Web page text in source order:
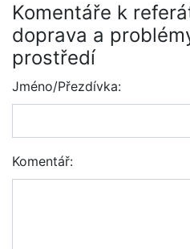
Komentáře k
doprava a
prostředí
Jméno/Přezdívka:
Komentář: